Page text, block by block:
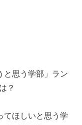
と思う学部」ラン
？
てほしいと思う学